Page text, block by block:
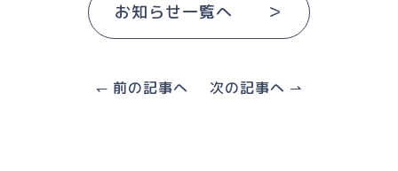
お知らせ一覧へ ＞
↽ 前の記事へ 次の記事へ ⇀